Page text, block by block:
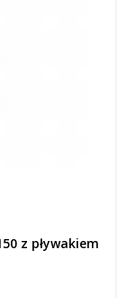
z pływakiem